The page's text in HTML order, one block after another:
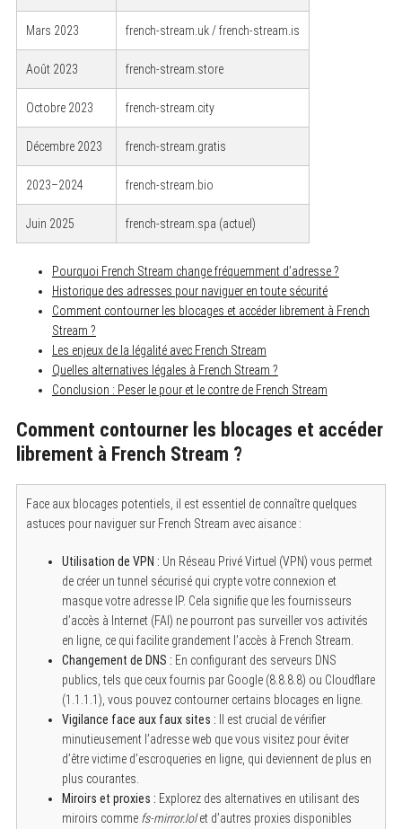
Mars 2023 french-stream.uk / french-stream.is
Août 2023 french-stream.store
Octobre 2023 french-stream.city
Décembre 2023 french-stream.gratis
2023–2024 french-stream.bio
Juin 2025 french-stream.spa (actuel)
Pourquoi French Stream change fréquemment d’adresse ?
Historique des adresses pour naviguer en toute sécurité
Comment contourner les blocages et accéder librement à French
Stream ?
Les enjeux de la légalité avec French Stream
Quelles alternatives légales à French Stream ?
Conclusion : Peser le pour et le contre de French Stream
Comment contourner les blocages et accéder
librement à French Stream ?
Face aux blocages potentiels, il est essentiel de connaître quelques
astuces pour naviguer sur French Stream avec aisance :
Utilisation de VPN : Un Réseau Privé Virtuel (VPN) vous permet
de créer un tunnel sécurisé qui crypte votre connexion et
masque votre adresse IP. Cela signifie que les fournisseurs
d’accès à Internet (FAI) ne pourront pas surveiller vos activités
en ligne, ce qui facilite grandement l’accès à French Stream.
Changement de DNS : En configurant des serveurs DNS
publics, tels que ceux fournis par Google (8.8.8.8) ou Cloudflare
(1.1.1.1), vous pouvez contourner certains blocages en ligne.
Vigilance face aux faux sites : Il est crucial de vérifier
minutieusement l’adresse web que vous visitez pour éviter
d’être victime d’escroqueries en ligne, qui deviennent de plus en
plus courantes.
Miroirs et proxies : Explorez des alternatives en utilisant des
miroirs comme fs-mirror.lolet d’autres proxies disponibles